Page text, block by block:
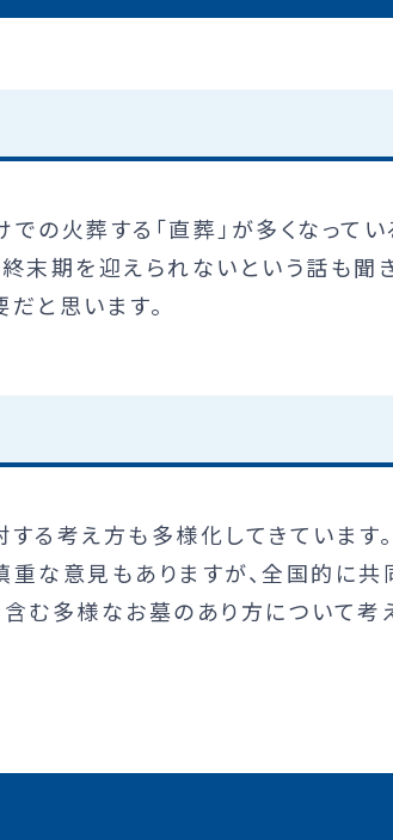
の火葬する「直葬」が多くなってい
末期を迎えられないという話も聞
と思います。
る考え方も多様化してきています
重な意見もありますが、全国的に
む多様なお墓のあり方について考